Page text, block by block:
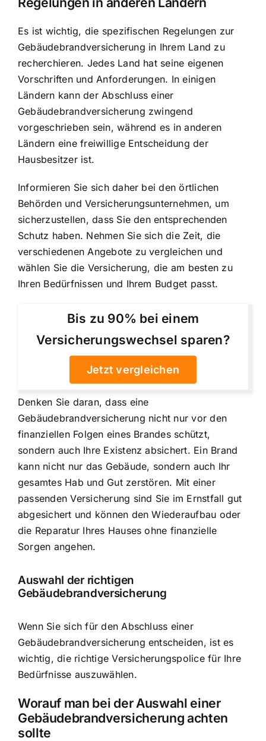
Es ist wichtig, die spezifischen Regelungen zur
Gebäudebrandversicherung in Ihrem Land zu
recherchieren. Jedes Land hat seine eigenen
Vorschriften und Anforderungen. In einigen
Ländern kann der Abschluss einer
Gebäudebrandversicherung zwingend
vorgeschrieben sein, während es in anderen
Ländern eine freiwillige Entscheidung der
Hausbesitzer ist.
Informieren Sie sich daher bei den örtlichen
Behörden und Versicherungsunternehmen, um
sicherzustellen, dass Sie den entsprechenden
Schutz haben. Nehmen Sie sich die Zeit, die
verschiedenen Angebote zu vergleichen und
wählen Sie die Versicherung, die am besten zu
Ihren Bedürfnissen und Ihrem Budget passt.
Bis zu 90% bei einem
Versicherungswechsel sparen?
Jetzt vergleichen
Denken Sie daran, dass eine
Gebäudebrandversicherung nicht nur vor den
finanziellen Folgen eines Brandes schützt,
sondern auch Ihre Existenz absichert. Ein Brand
kann nicht nur das Gebäude, sondern auch Ihr
gesamtes Hab und Gut zerstören. Mit einer
passenden Versicherung sind Sie im Ernstfall gut
abgesichert und können den Wiederaufbau oder
die Reparatur Ihres Hauses ohne finanzielle
Sorgen angehen.
Auswahl der richtigen
Gebäudebrandversicherung
Wenn Sie sich für den Abschluss einer
Gebäudebrandversicherung entscheiden, ist es
wichtig, die richtige Versicherungspolice für Ihre
Bedürfnisse auszuwählen.
Worauf man bei der Auswahl einer
Gebäudebrandversicherung achten
sollte